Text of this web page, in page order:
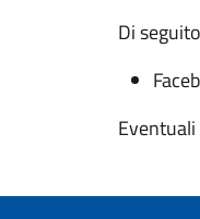
Di